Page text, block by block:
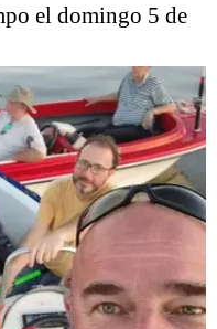
el domingo 5 de